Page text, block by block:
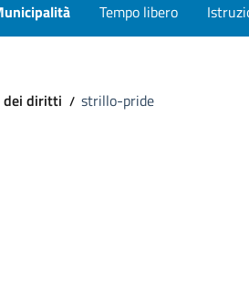
Tempo libero
dei diritti strillo-pride